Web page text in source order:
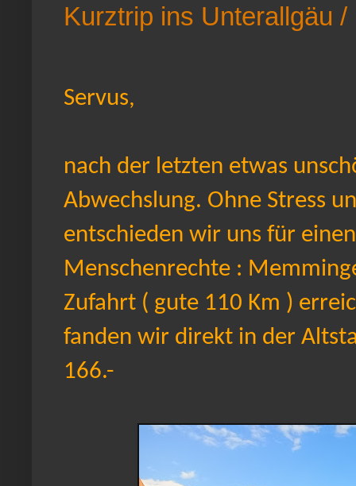
Kurztrip ins Unterallgäu
Servus,
nach der letzten etwas
Abwechslung. Ohne Stress
entschieden wir uns für
Menschenrechte :
Zufahrt ( gute 110 Km )
fanden wir direkt in der
166.-